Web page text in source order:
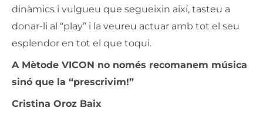
dinàmics i vulgueu que segueixin així, tasteu a
donar-li al “play” i la veureu actuar amb tot el seu
esplendor en tot el que toqui.
A Mètode VICON no només recomanem música
sinó que la “prescrivim!”
Cristina Oroz Baix